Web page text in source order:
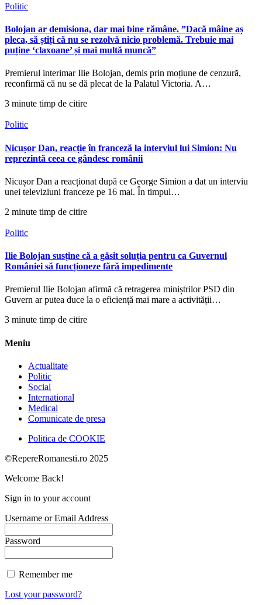
Politic
Bolojan ar demisiona, dar mai bine rămâne. ”Dacă mâine aș
pleca, să știți că nu se rezolvă nicio problemă. Trebuie mai
puține ‘claxoane’ și mai multă muncă”
Premierul interimar Ilie Bolojan, demis prin moțiune de cenzură,
reconfirmă că nu se dă plecat de la Palatul Victoria. A…
3 minute timp de citire
Politic
Nicușor Dan, reacție în franceză la interviul lui Simion: Nu
reprezintă ceea ce gândesc românii
Nicușor Dan a reacționat după ce George Simion a dat un interviu
unei televiziuni franceze pe 16 mai. În timpul…
2 minute timp de citire
Politic
Ilie Bolojan susține că a găsit soluția pentru ca Guvernul
României să funcționeze fără impedimente
Premierul Ilie Bolojan afirmă că retragerea miniștrilor PSD din
Guvern ar putea duce la o eficiență mai mare a activității…
3 minute timp de citire
Meniu
Actualitate
Politic
Social
International
Medical
Comunicate de presa
Politica de COOKIE
©RepereRomanesti.ro 2025
Welcome Back!
Sign in to your account
Username or Email Address
Password
Remember me
Lost your password?